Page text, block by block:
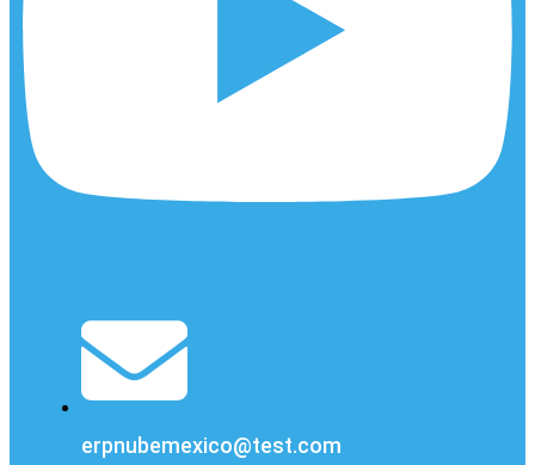
erpnubemexico@test.com